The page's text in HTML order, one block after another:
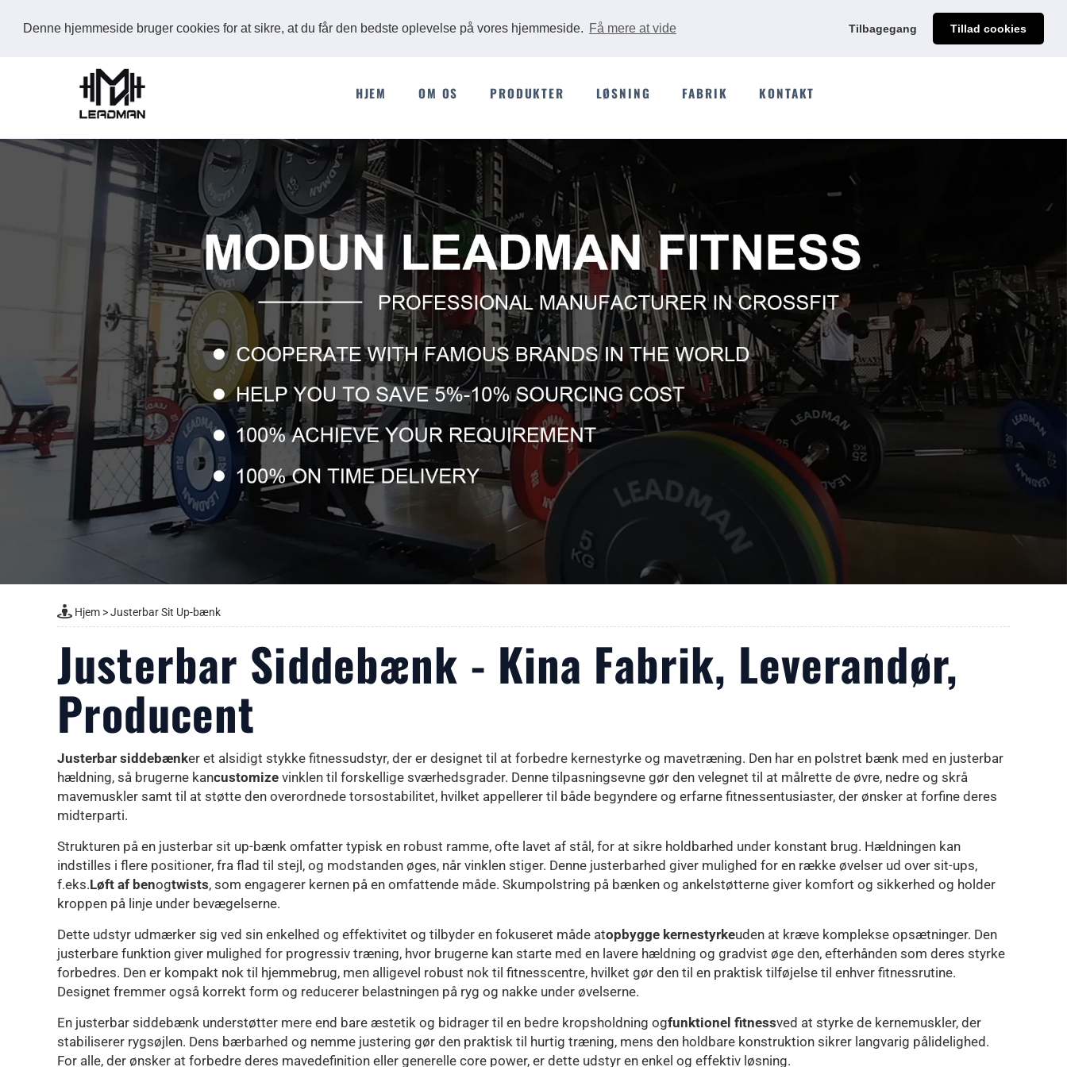
Denne hjemmeside bruger cookies for at sikre, at du får den bedste oplevelse på vores hjemmeside. Få mere at vide Tilbagegang Tillad cookies
Få et uforpligtende tilbud skræddersyet til dig
HJEM OM OS PRODUKTER LØSNING FABRIK KONTAKT
Hjem>Justerbar Sit Up-bænk
Justerbar Siddebænk - Kina Fabrik, Leverandør,
Producent
Justerbar siddebænker et alsidigt stykke fitnessudstyr, der er designet til at forbedre kernestyrke og mavetræning. Den har en polstret bænk med en justerbar
hældning, så brugerne kancustomize vinklen til forskellige sværhedsgrader. Denne tilpasningsevne gør den velegnet til at målrette de øvre, nedre og skrå
mavemuskler samt til at støtte den overordnede torsostabilitet, hvilket appellerer til både begyndere og erfarne fitnessentusiaster, der ønsker at forfine deres
midterparti.
Strukturen på en justerbar sit up-bænk omfatter typisk en robust ramme, ofte lavet af stål, for at sikre holdbarhed under konstant brug. Hældningen kan
indstilles i flere positioner, fra flad til stejl, og modstanden øges, når vinklen stiger. Denne justerbarhed giver mulighed for en række øvelser ud over sit-ups,
f.eks.Løft af benogtwists, som engagerer kernen på en omfattende måde. Skumpolstring på bænken og ankelstøtterne giver komfort og sikkerhed og holder
kroppen på linje under bevægelserne.
Dette udstyr udmærker sig ved sin enkelhed og effektivitet og tilbyder en fokuseret måde atopbygge kernestyrkeuden at kræve komplekse opsætninger. Den
justerbare funktion giver mulighed for progressiv træning, hvor brugerne kan starte med en lavere hældning og gradvist øge den, efterhånden som deres styrke
forbedres. Den er kompakt nok til hjemmebrug, men alligevel robust nok til fitnesscentre, hvilket gør den til en praktisk tilføjelse til enhver fitnessrutine.
Designet fremmer også korrekt form og reducerer belastningen på ryg og nakke under øvelserne.
En justerbar siddebænk understøtter mere end bare æstetik og bidrager til en bedre kropsholdning ogfunktionel fitnessved at styrke de kernemuskler, der
stabiliserer rygsøjlen. Dens bærbarhed og nemme justering gør den praktisk til hurtig træning, mens den holdbare konstruktion sikrer langvarig pålidelighed.
For alle, der ønsker at forbedre deres mavedefinition eller generelle core power, er dette udstyr en enkel og effektiv løsning.